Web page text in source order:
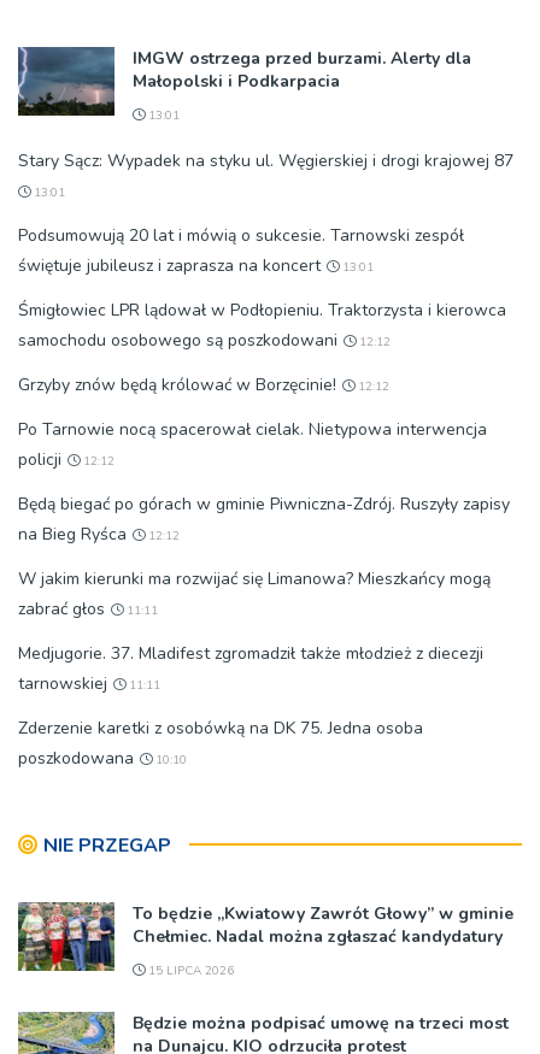
IMGW ostrzega przed burzami. Alerty dla
Małopolski i Podkarpacia
13:01
Stary Sącz: Wypadek na styku ul. Węgierskiej i drogi krajowej 87
13:01
Podsumowują 20 lat i mówią o sukcesie. Tarnowski zespół
świętuje jubileusz i zaprasza na koncert
13:01
Śmigłowiec LPR lądował w Podłopieniu. Traktorzysta i kierowca
samochodu osobowego są poszkodowani
12:12
Grzyby znów będą królować w Borzęcinie! 12:12
Po Tarnowie nocą spacerował cielak. Nietypowa interwencja
policji
12:12
Będą biegać po górach w gminie Piwniczna-Zdrój. Ruszyły zapisy
na Bieg Ryśca
12:12
W jakim kierunki ma rozwijać się Limanowa? Mieszkańcy mogą
zabrać głos
11:11
Medjugorie. 37. Mladifest zgromadził także młodzież z diecezji
tarnowskiej
11:11
Zderzenie karetki z osobówką na DK 75. Jedna osoba
poszkodowana
10:10
NIE PRZEGAP
To będzie „Kwiatowy Zawrót Głowy” w gminie
Chełmiec. Nadal można zgłaszać kandydatury
15 LIPCA 2026
Będzie można podpisać umowę na trzeci most
na Dunajcu. KIO odrzuciła protest